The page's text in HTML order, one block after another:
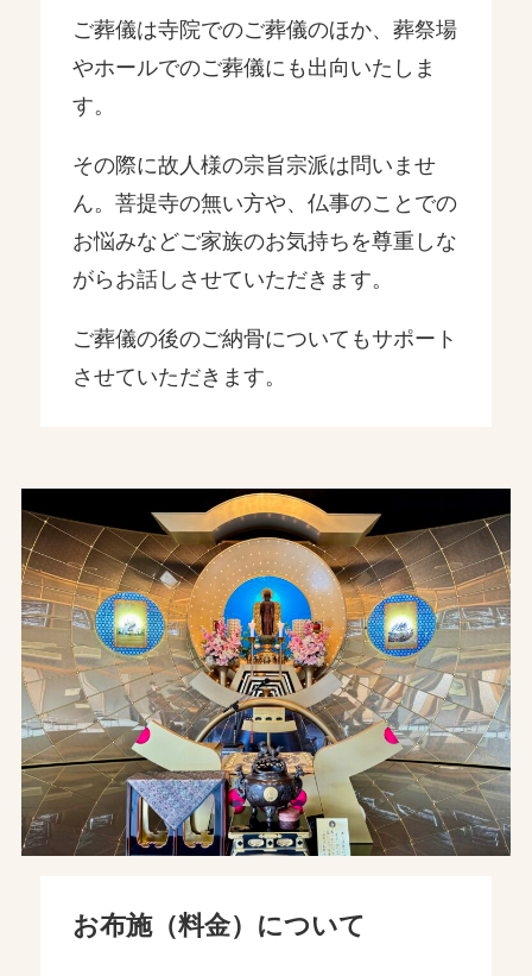
ご葬儀は寺院でのご葬儀のほか、葬祭場
やホールでのご葬儀にも出向いたしま
す。
その際に故人様の宗旨宗派は問いませ
ん。菩提寺の無い方や、仏事のことでの
お悩みなどご家族のお気持ちを尊重しな
がらお話しさせていただきます。
ご葬儀の後のご納骨についてもサポート
させていただきます。
お布施（料金）について